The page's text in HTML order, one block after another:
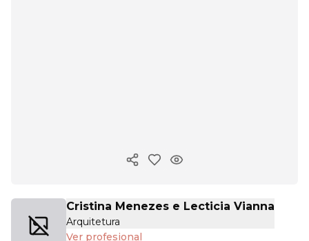
Copiar enlace
Cristina Menezes e Lecticia Vianna
Arquitetura
Ver profesional